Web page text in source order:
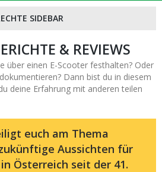
& REVIEWS
über einen E-Scooter festhalten? Oder
Dann bist du in diesem
deine Erfahrung mit anderen teilen
euch am Thema
Aussichten für
Österreich seit der 41.